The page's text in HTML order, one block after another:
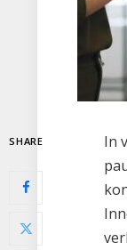
SHARE
In